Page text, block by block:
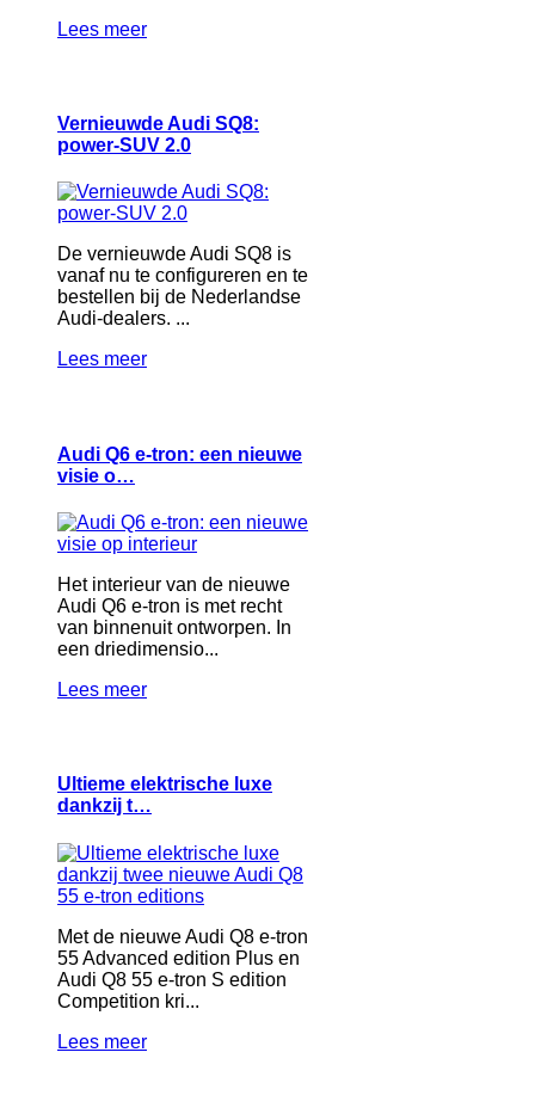
Lees meer
Vernieuwde Audi SQ8:
power-SUV 2.0
De vernieuwde Audi SQ8 is
vanaf nu te configureren en te
bestellen bij de Nederlandse
Audi-dealers. ...
Lees meer
Audi Q6 e-tron: een nieuwe
visie o…
Het interieur van de nieuwe
Audi Q6 e-tron is met recht
van binnenuit ontworpen. In
een driedimensio...
Lees meer
Ultieme elektrische luxe
dankzij t…
Met de nieuwe Audi Q8 e-tron
55 Advanced edition Plus en
Audi Q8 55 e-tron S edition
Competition kri...
Lees meer